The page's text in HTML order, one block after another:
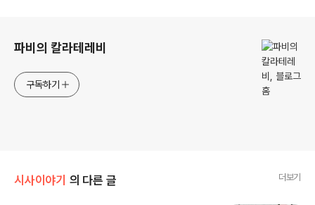
파비의 칼라테레비
구독하기
시사이야기 의 다른 글 더보기